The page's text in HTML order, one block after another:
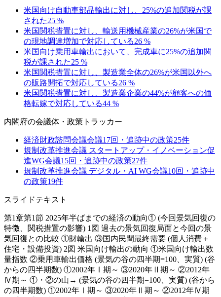
米国向け自動車部品輸出に対し、25%の追加関税が課
された25 %
米国関税措置に対し、輸送用機械産業の26%が米国で
の現地調達増加で対応している26 %
米国向け乗用車輸出において、完成車に25%の追加関
税が課された25 %
米国関税措置に対し、製造業全体の26%が米国以外へ
の販路開拓で対応している26 %
米国関税措置に対し、製造業企業の44%が顧客への価
格転嫁で対応している44 %
内閣府の会議体・政策トラッカー
経済財政諮問会議会議17回・追跡中の政策25件
規制改革推進会議 スタートアップ・イノベーション促
進WG会議15回・追跡中の政策27件
規制改革推進会議 デジタル・AI WG会議10回・追跡中
の政策19件
スライドテキスト
第1章第1節 2025年半ばまでの経済の動向① (今回景気回復の
特徴、関税措置の影響) 1図 過去の景気回復局面と今回の景
気回復との比較 ①財輸出 ③国内民間最終需要 (個人消費＋
住宅・設備投資) 2図 米国向け輸出の動向 ①米国向け輸出数
量指数 ②乗用車輸出価格 (景気の谷の四半期=100、実質) (谷
からの四半期数) ①2002年Ⅰ期～ ③2020年Ⅱ期～ ②2012年
Ⅳ期～ ①・②の山→ (景気の谷の四半期=100、実質) (谷から
の四半期数) ①2002年Ⅰ期～ ③2020年Ⅱ期～ ②2012年Ⅳ期